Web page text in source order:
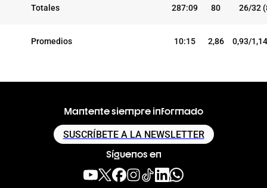
Totales 287:09 80 26/32
Promedios 10:15 2,86 0,93/
Mantente siempre informado
SUSCRÍBETE A LA NEWSLETTER
Síguenos en